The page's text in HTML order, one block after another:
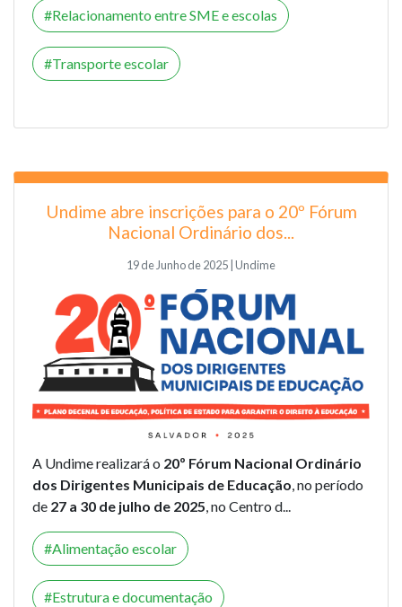
Relacionamento entre SME e escolas
Transporte escolar
Undime abre inscrições para o 20º Fórum
Nacional Ordinário dos...
19 de Junho de 2025 | Undime
A Undime realizará o 20º Fórum Nacional Ordinário
dos Dirigentes Municipais de Educação, no período
de 27 a 30 de julho de 2025, no Centro d...
Alimentação escolar
Estrutura e documentação